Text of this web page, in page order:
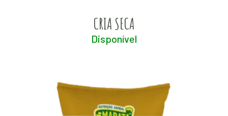
CRIA SECA
Disponível